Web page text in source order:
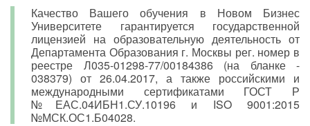
Качество Вашего обучения в Новом Бизнес
Университете гарантируется государственной
лицензией на образовательную деятельность от
Департамента Образования г. Москвы рег. номер в
реестре Л035-01298-77/00184386 (на бланке -
038379) от 26.04.2017, а также российскими и
международными сертификатами ГОСТ Р
№ЕАС.04ИБН1.СУ.10196 и ISO 9001:2015
№МСК.ОС1.Б04028.